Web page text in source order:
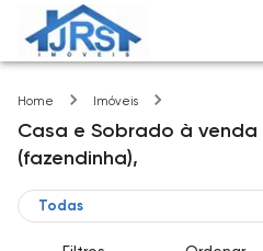
Home Imóveis
Casa e Sobrado à venda
(fazendinha),